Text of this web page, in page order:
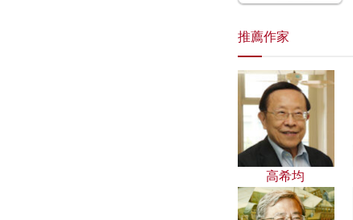
推薦作家
高希均